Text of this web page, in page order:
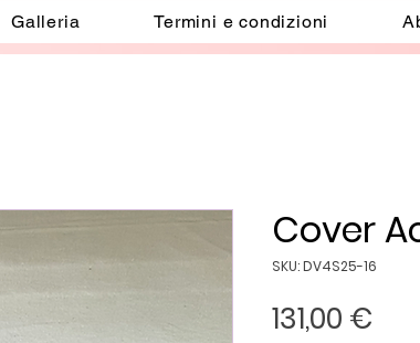
Galleria Termini e condizioni
Cover
SKU: DV4S25-16
131,00 €